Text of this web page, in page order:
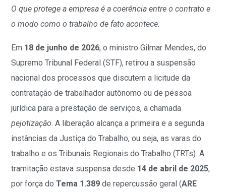
O que protege a empresa é a coerência entre o contrato e
o modo como o trabalho de fato acontece.
Em 18 de junho de 2026, o ministro Gilmar Mendes, do
Supremo Tribunal Federal (STF), retirou a suspensão
nacional dos processos que discutem a licitude da
contratação de trabalhador autônomo ou de pessoa
jurídica para a prestação de serviços, a chamada
pejotização. A liberação alcança a primeira e a segunda
instâncias da Justiça do Trabalho, ou seja, as varas do
trabalho e os Tribunais Regionais do Trabalho (TRTs). A
tramitação estava suspensa desde 14 de abril de 2025,
por força doTema 1.389 de repercussão geral (ARE